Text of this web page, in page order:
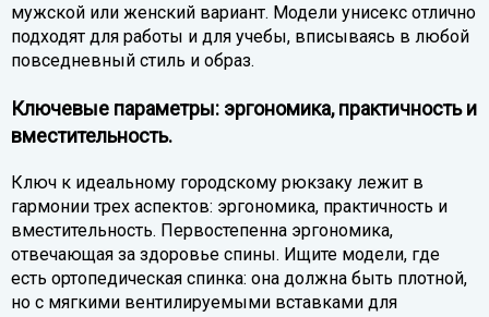
мужской или женский вариант. Модели унисекс отлично
подходят для работы и для учебы, вписываясь в любой
повседневный стиль и образ.
Ключевые параметры: эргономика, практичность и
вместительность.
Ключ к идеальному городскому рюкзаку лежит в
гармонии трех аспектов: эргономика, практичность и
вместительность. Первостепенна эргономика,
отвечающая за здоровье спины. Ищите модели, где
есть ортопедическая спинка: она должна быть плотной,
но с мягкими вентилируемыми вставками для